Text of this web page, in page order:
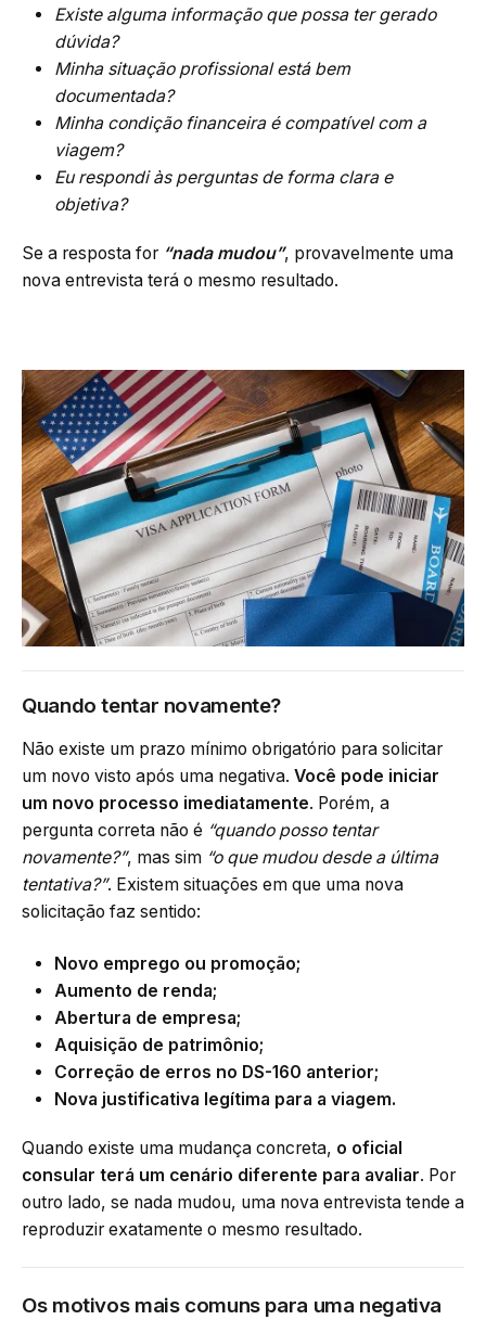
Existe alguma informação que possa ter gerado
dúvida?
Minha situação profissional está bem
documentada?
Minha condição financeira é compatível com a
viagem?
Eu respondi às perguntas de forma clara e
objetiva?
Se a resposta for “nada mudou”, provavelmente uma
nova entrevista terá o mesmo resultado.
Quando tentar novamente?
Não existe um prazo mínimo obrigatório para solicitar
um novo visto após uma negativa. Você pode iniciar
um novo processo imediatamente. Porém, a
pergunta correta não é “quando posso tentar
novamente?”, mas sim “o que mudou desde a última
tentativa?”. Existem situações em que uma nova
solicitação faz sentido:
Novo emprego ou promoção;
Aumento de renda;
Abertura de empresa;
Aquisição de patrimônio;
Correção de erros no DS-160 anterior;
Nova justificativa legítima para a viagem.
Quando existe uma mudança concreta, o oficial
consular terá um cenário diferente para avaliar. Por
outro lado, se nada mudou, uma nova entrevista tende a
reproduzir exatamente o mesmo resultado.
Os motivos mais comuns para uma negativa